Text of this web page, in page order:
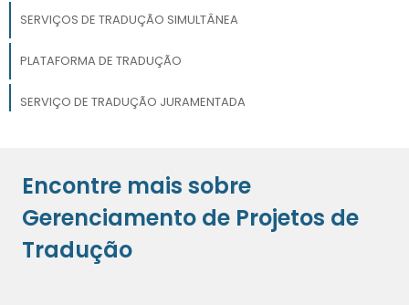
SERVIÇOS DE TRADUÇÃO SIMULTÂNEA
PLATAFORMA DE TRADUÇÃO
SERVIÇO DE TRADUÇÃO JURAMENTADA
SERVIÇO DE TRADUÇÃO PROFISSIONAL
Encontre mais sobre
Gerenciamento de Projetos de
Tradução